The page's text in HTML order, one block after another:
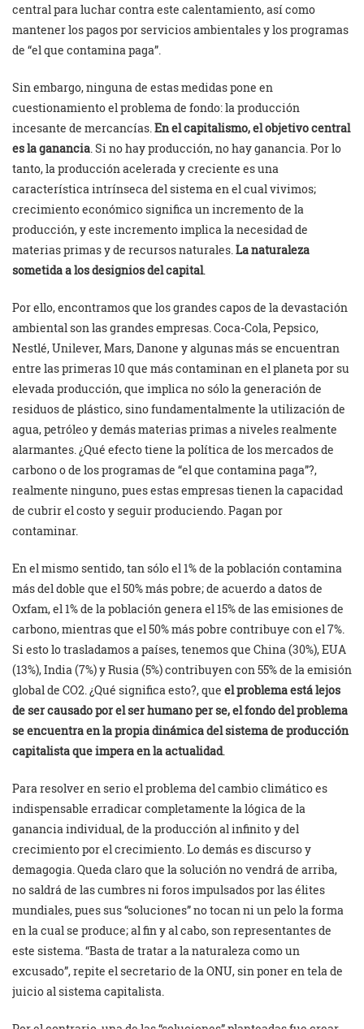
central para luchar contra este calentamiento, así como
mantener los pagos por servicios ambientales y los programas
de “el que contamina paga”.
Sin embargo, ninguna de estas medidas pone en
cuestionamiento el problema de fondo: la producción
incesante de mercancías.En el capitalismo, el objetivo central
es la ganancia. Si no hay producción, no hay ganancia. Por lo
tanto, la producción acelerada y creciente es una
característica intrínseca del sistema en el cual vivimos;
crecimiento económico significa un incremento de la
producción, y este incremento implica la necesidad de
materias primas y de recursos naturales.La naturaleza
sometida a los designios del capital.
Por ello, encontramos que los grandes capos de la devastación
ambiental son las grandes empresas. Coca-Cola, Pepsico,
Nestlé, Unilever, Mars, Danone y algunas más se encuentran
entre las primeras 10 que más contaminan en el planeta por su
elevada producción, que implica no sólo la generación de
residuos de plástico, sino fundamentalmente la utilización de
agua, petróleo y demás materias primas a niveles realmente
alarmantes. ¿Qué efecto tiene la política de los mercados de
carbono o de los programas de “el que contamina paga”?,
realmente ninguno, pues estas empresas tienen la capacidad
de cubrir el costo y seguir produciendo. Pagan por
contaminar.
En el mismo sentido, tan sólo el 1% de la población contamina
más del doble que el 50% más pobre; de acuerdo a datos de
Oxfam, el 1% de la población genera el 15% de las emisiones de
carbono, mientras que el 50% más pobre contribuye con el 7%.
Si esto lo trasladamos a países, tenemos que China (30%), EUA
(13%), India (7%) y Rusia (5%) contribuyen con 55% de la emisión
global de CO2. ¿Qué significa esto?, que el problema está lejos
de ser causado por el ser humano per se, el fondo del problema
se encuentra en la propia dinámica del sistema de producción
capitalista que impera en la actualidad.
Para resolver en serio el problema del cambio climático es
indispensable erradicar completamente la lógica de la
ganancia individual, de la producción al infinito y del
crecimiento por el crecimiento. Lo demás es discurso y
demagogia. Queda claro que la solución no vendrá de arriba,
no saldrá de las cumbres ni foros impulsados por las élites
mundiales, pues sus “soluciones” no tocan ni un pelo la forma
en la cual se produce; al fin y al cabo, son representantes de
este sistema. “Basta de tratar a la naturaleza como un
excusado”, repite el secretario de la ONU, sin poner en tela de
juicio al sistema capitalista.